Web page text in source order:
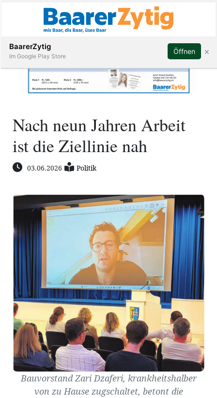
Veranstaltungen
Stellen
Amtliche
Mitteilungen
Baustellen
Abonnieren
Nach neun Jahren Arbeit
ist die Ziellinie nah
03.06.2026 Politik
Bauvorstand Zari Dzaferi, krankheitshalber
von zu Hause zugschaltet, betont die
BaarerZytig
Im Google Play Store
Öffnen ×